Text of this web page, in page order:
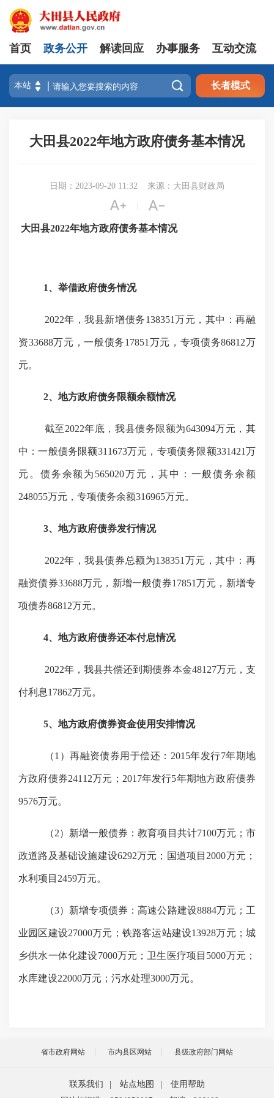
首页 政务公开 解读回应 办事服务 互动交流
 长者模式
大田县2022年地方政府债务基本情况
日期：2023-09-20 11:32 来源：大田县财政局
 
大田县2022年地方政府债务基本情况
1、举借政府债务情况
2022年，我县新增债务138351万元，其中：再融
资33688万元，一般债务17851万元，专项债务86812万
元。
2、地方政府债务限额余额情况
截至2022年底，我县债务限额为643094万元，其
中：一般债务限额311673万元，专项债务限额331421万
元。债务余额为565020万元，其中：一般债务余额
248055万元，专项债务余额316965万元。
3、地方政府债券发行情况
2022年，我县债券总额为138351万元，其中：再
融资债券33688万元，新增一般债券17851万元，新增专
项债券86812万元。
4、地方政府债券还本付息情况
2022年，我县共偿还到期债券本金48127万元，支
付利息17862万元。
5、地方政府债券资金使用安排情况
（1）再融资债券用于偿还：2015年发行7年期地
方政府债券24112万元；2017年发行5年期地方政府债券
9576万元。
（2）新增一般债券：教育项目共计7100万元；市
政道路及基础设施建设6292万元；国道项目2000万元；
水利项目2459万元。
（3）新增专项债券：高速公路建设8884万元；工
业园区建设27000万元；铁路客运站建设13928万元；城
乡供水一体化建设7000万元；卫生医疗项目5000万元；
水库建设22000万元；污水处理3000万元。
省市政府网站 市内县区网站 县级政府部门网站
联系我们 站点地图
使用帮助